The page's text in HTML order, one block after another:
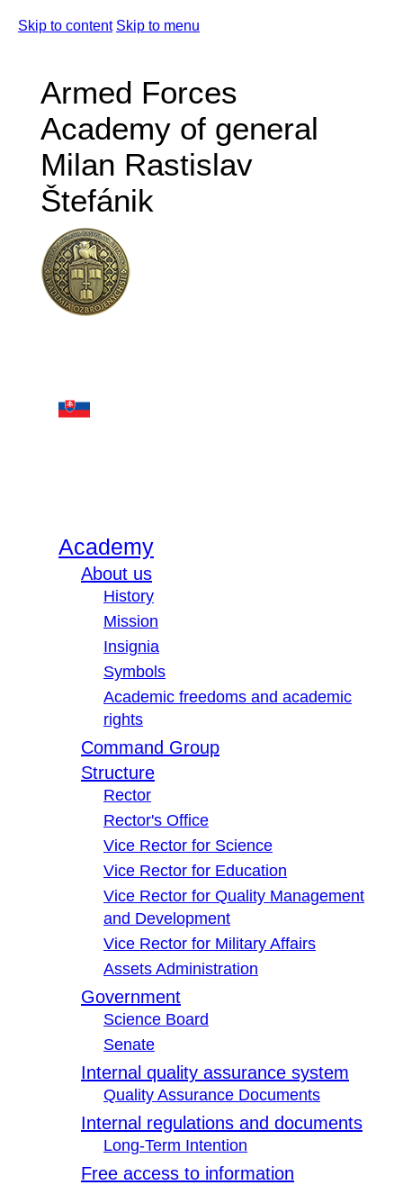
Skip to content Skip to menu
Armed Forces
Academy of general
Milan Rastislav
Štefánik
Academy
About us
History
Mission
Insignia
Symbols
Academic freedoms and academic
rights
Command Group
Structure
Rector
Rector's Office
Vice Rector for Science
Vice Rector for Education
Vice Rector for Quality Management
and Development
Vice Rector for Military Affairs
Assets Administration
Government
Science Board
Senate
Internal quality assurance system
Quality Assurance Documents
Internal regulations and documents
Long-Term Intention
Free access to information